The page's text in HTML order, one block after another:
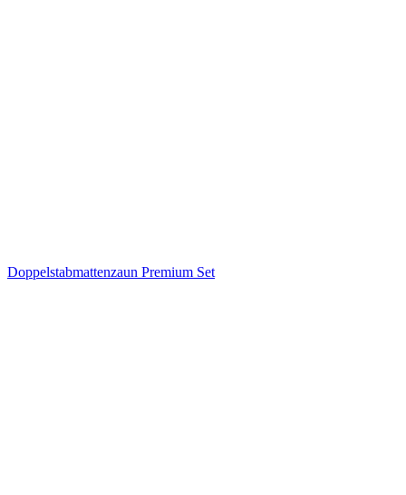
Doppelstabmattenzaun Premium Set